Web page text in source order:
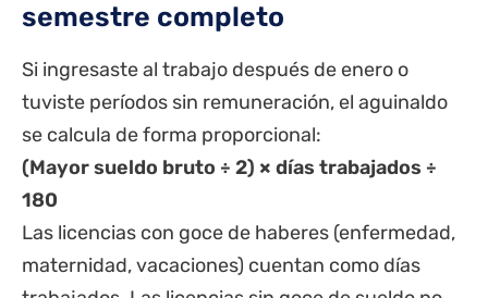
semestre completo
Si ingresaste al trabajo después de enero o
tuviste períodos sin remuneración, el aguinaldo
se calcula de forma proporcional:
(Mayor sueldo bruto ÷ 2) × días trabajados ÷
180
Las licencias con goce de haberes (enfermedad,
maternidad, vacaciones) cuentan como días